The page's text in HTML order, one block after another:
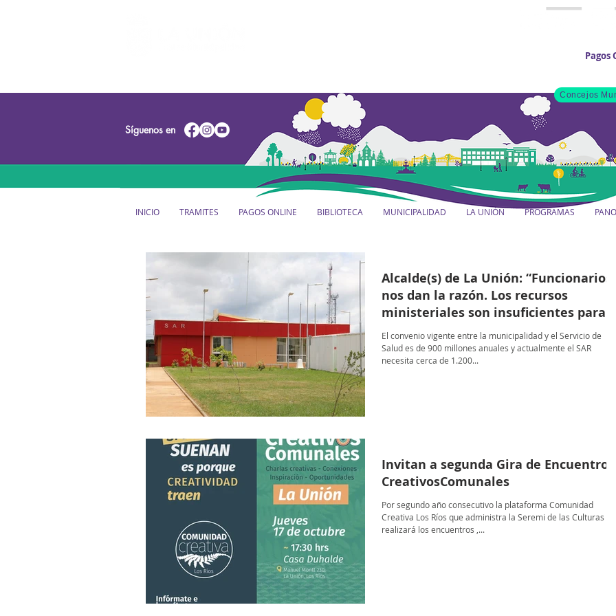
Pagos
Concejos
Síguenos en
INICIO TRAMITES PAGOS ONLINE BIBLIOTECA MUNICIPALIDAD LA UNIÓN PROGRAMAS
Alcalde(s) de La Unión: “Funcionarios
nos dan la razón. Los recursos
ministeriales son insuficientes para
funcionamiento del SAR”
El convenio vigente entre la municipalidad y el Servicio de
Salud es de 900 millones anuales y actualmente el SAR
necesita cerca de 1.200...
Invitan a segunda Gira de Encuentros
CreativosComunales
Por segundo año consecutivo la plataforma Comunidad
Creativa Los Ríos que administra la Seremi de las Culturas
realizará los encuentros ,...